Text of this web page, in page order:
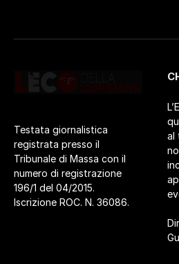
Testata giornalistica
registrata presso il
Tribunale di Massa con il
numero di registrazione
196/1 del 04/2015.
Iscrizione ROC. N. 36086.
al